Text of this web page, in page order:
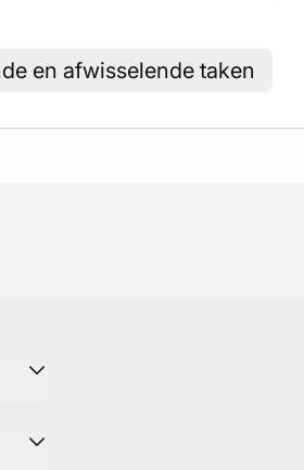
en afwisselende taken